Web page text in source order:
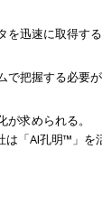
迅速に取得する
把握する必要が
求められる。
「AI孔明™」を